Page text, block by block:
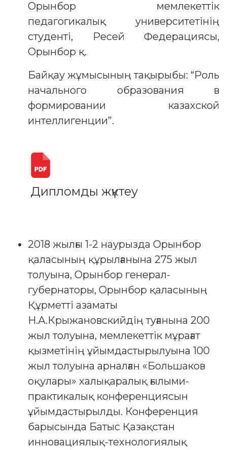
Орынбор мемлекеттік
педагогикалық университетінің
студенті, Ресей Федерациясы,
Орынбор қ.
Байқау жұмысының тақырыбы: “Роль
начального образования в
формировании казахской
интеллигенции”.
Дипломды жүктеу
2018 жылғы 1-2 наурызда Орынбор
қаласының құрылғанына 275 жыл
толуына, Орынбор генерал-
губернаторы, Орынбор қаласының
Құрметті азаматы
Н.А.Крыжановскийдің туғанына 200
жыл толуына, мемлекеттік мұрағат
қызметінің ұйымдастырылуына 100
жыл толуына арналған «Большаков
оқулары» халықаралық ғылыми-
практикалық конференциясын
ұйымдастырылды. Конференция
барысында Батыс Қазақстан
инновациялық-технологиялық